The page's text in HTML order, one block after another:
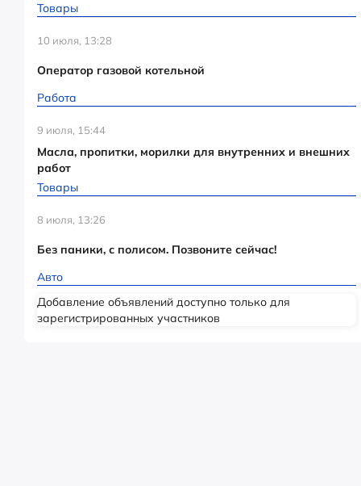
Товары
10 июля, 13:28
Оператор газовой котельной
Работа
9 июля, 15:44
Масла, пропитки, морилки для внутренних и внешних
работ
Товары
8 июля, 13:26
Без паники, с полисом. Позвоните сейчас!
Авто
Добавление объявлений доступно только для
зарегистрированных участников